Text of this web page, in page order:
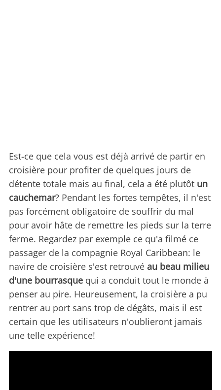
Est-ce que cela vous est déjà arrivé de partir en
croisière pour profiter de quelques jours de
détente totale mais au final, cela a été plutôt un
cauchemar? Pendant les fortes tempêtes, il n'est
pas forcément obligatoire de souffrir du mal
pour avoir hâte de remettre les pieds sur la terre
ferme. Regardez par exemple ce qu'a filmé ce
passager de la compagnie Royal Caribbean: le
navire de croisière s'est retrouvé au beau milieu
d'une bourrasque qui a conduit tout le monde à
penser au pire. Heureusement, la croisière a pu
rentrer au port sans trop de dégâts, mais il est
certain que les utilisateurs n'oublieront jamais
une telle expérience!